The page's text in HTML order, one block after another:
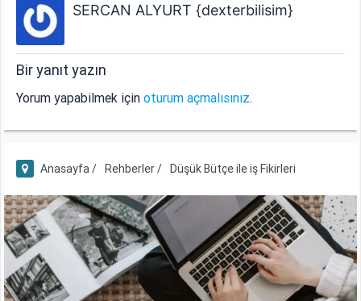
SERCAN ALYURT {dexterbilisim}
Bir yanıt yazın
Yorum yapabilmek içinoturum açmalısınız.
Anasayfa / Rehberler / Düşük Bütçe ile iş Fikirleri